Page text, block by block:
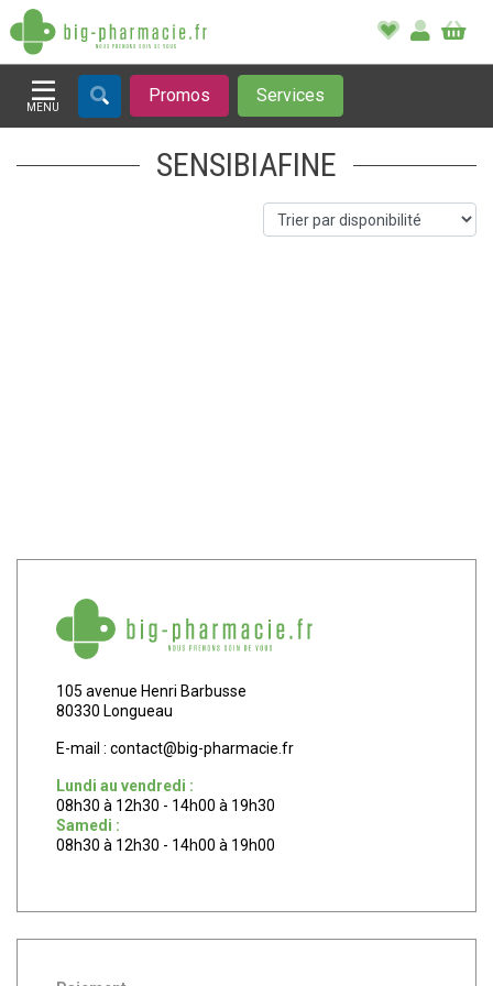
MENU
Afficher la navigation
Promos Services
SENSIBIAFINE
105 avenue Henri Barbusse
80330 Longueau
E-mail : contact@big-pharmacie.fr
Lundi au vendredi :
08h30 à 12h30 - 14h00 à 19h30
Samedi :
08h30 à 12h30 - 14h00 à 19h00